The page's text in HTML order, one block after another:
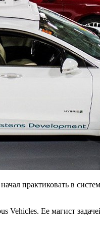
практиковать в
Ее магист